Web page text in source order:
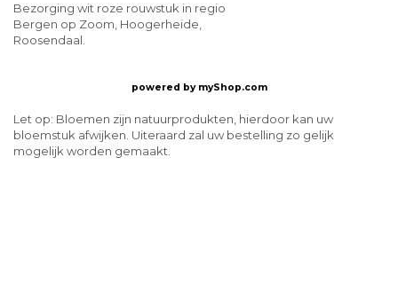
Bezorging wit roze rouwstuk in regio
Bergen op Zoom, Hoogerheide,
Roosendaal.
powered by myShop.com
Let op: Bloemen zijn natuurprodukten, hierdoor kan uw
bloemstuk afwijken. Uiteraard zal uw bestelling zo gelijk
mogelijk worden gemaakt.